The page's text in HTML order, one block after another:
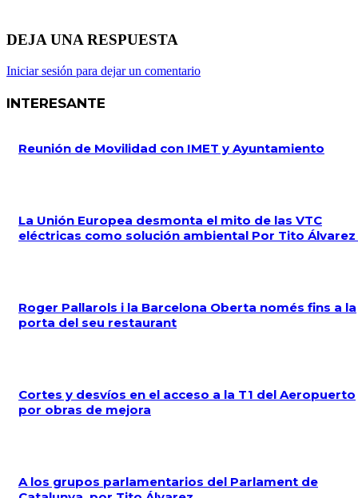
DEJA UNA RESPUESTA
Iniciar sesión para dejar un comentario
INTERESANTE
Reunión de Movilidad con IMET y Ayuntamiento
La Unión Europea desmonta el mito de las VTC
eléctricas como solución ambiental Por Tito Álvarez
Roger Pallarols i la Barcelona Oberta només fins a la
porta del seu restaurant
Cortes y desvíos en el acceso a la T1 del Aeropuerto
por obras de mejora
A los grupos parlamentarios del Parlament de